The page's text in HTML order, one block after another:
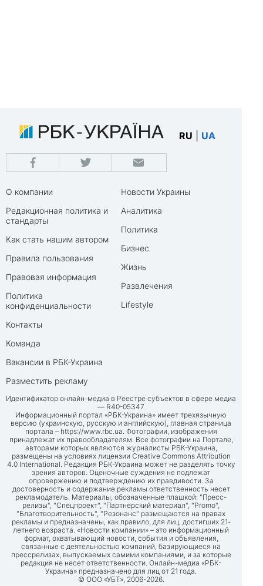
RU UA
О компании
Редакционная политика и
стандарты
Как стать нашим автором
Правила пользования
Правовая информация
Политика
конфиденциальности
Контакты
Команда
Вакансии в РБК-Украина
Разместить рекламу
Новости Украины
Аналитика
Политика
Бизнес
Жизнь
Развлечения
Lifestyle
Идентификатор онлайн-медиа в Реестре субъектов в сфере медиа
— R40-05347
Информационный портал «РБК-Украина» имеет трехязычную
версию (украинскую, русскую и английскую), главная страница
портала – https://www.rbc.ua. Фотографии, изображения
принадлежат их правообладателям. Все фотографии на Портале,
авторами которых являются журналисты РБК-Украина,
размещены на условиях лицензии Creative Commons Attribution
4.0 International. Редакция РБК-Украина может не разделять точку
зрения авторов. Оценочные суждения не подлежат
опровержению и подтверждению их правдивости. За
достоверность и содержание рекламы ответственность несет
рекламодатель. Материалы, обозначенные плашкой: "Пресс-
релизы", "Спецпроект", "Партнерский материал", "Promo",
"Благотворительность", "Резонанс" размещаются на правах
рекламы и предназначены, как правило, для лиц, достигших 21-
летнего возраста. «Новости компании» – это информационный
формат, охватывающий новости, события и объявления,
связанные с деятельностью компаний, базирующиеся на
прессрелизах, выпускаемых самими компаниями, и за которые
редакция не несет ответственности. Онлайн-медиа «РБК-
Украина» предназначено для лиц от 21 года.
© ООО «УБТ», 2006-2026.